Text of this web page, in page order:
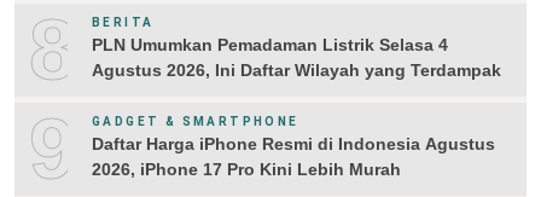
8 BERITA
PLN Umumkan Pemadaman Listrik Selasa 4
Agustus 2026, Ini Daftar Wilayah yang Terdampak
9 GADGET & SMARTPHONE
Daftar Harga iPhone Resmi di Indonesia Agustus
2026, iPhone 17 Pro Kini Lebih Murah